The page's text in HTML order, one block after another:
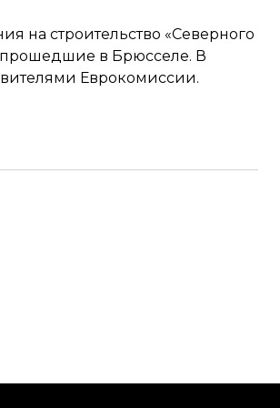
на строительство «Северного
прошедшие в Брюсселе. В
Еврокомиссии.